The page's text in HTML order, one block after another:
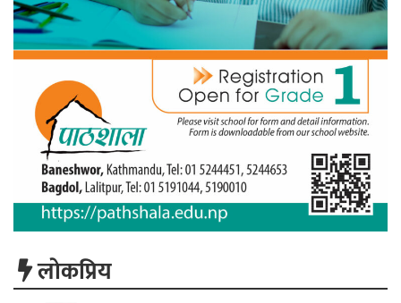
लाेकप्रिय